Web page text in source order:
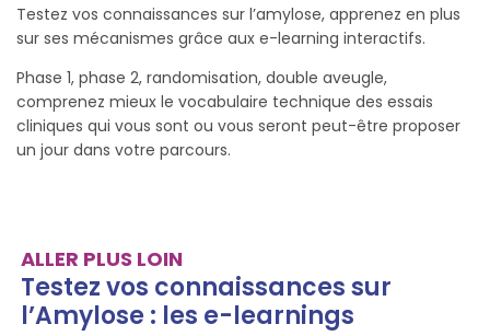
Testez vos connaissances sur l’amylose, apprenez en plus
sur ses mécanismes grâce aux e-learning interactifs.
Phase 1, phase 2, randomisation, double aveugle,
comprenez mieux le vocabulaire technique des essais
cliniques qui vous sont ou vous seront peut-être proposer
un jour dans votre parcours.
ALLER PLUS LOIN
Testez vos connaissances sur
l’Amylose : les e-learnings